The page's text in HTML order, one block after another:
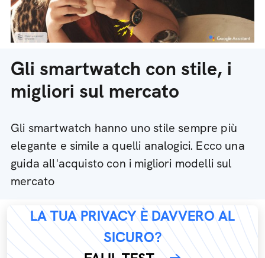
Gli smartwatch con stile, i
migliori sul mercato
Gli smartwatch hanno uno stile sempre più
elegante e simile a quelli analogici. Ecco una
guida all'acquisto con i migliori modelli sul
mercato
LA TUA PRIVACY È DAVVERO AL
SICURO?